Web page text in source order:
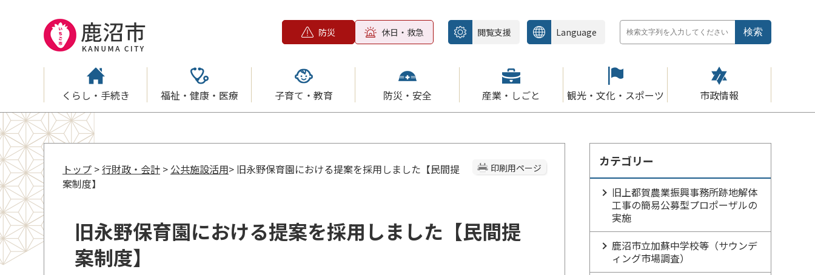
防災 休日・救急 閲覧支援 Language
くらし・手続き 福祉・健康・医療 子育て・教育 防災・安全 産業・しごと 観光・文化・スポーツ 市政情報
印刷用ページ
トップ >行財政・会計 > 公共施設活用> 旧永野保育園における提案を採用しました【民間提
案制度】
旧永野保育園における提案を採用しました【民間提
案制度】
カテゴリー
旧上都賀農業振興事務所跡地解体
工事の簡易公募型プロポーザルの
実施
鹿沼市立加蘇中学校等（サウンデ
ィング市場調査）